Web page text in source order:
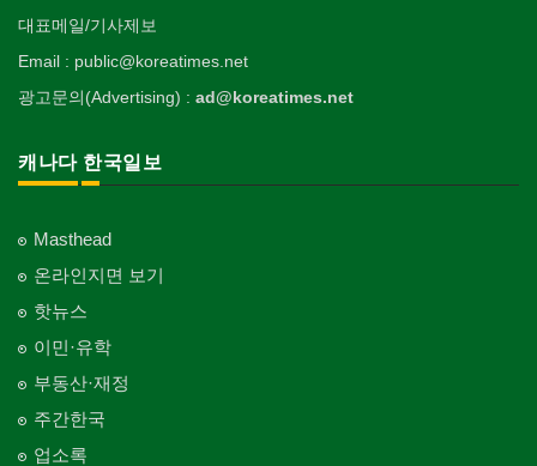
대표메일/기사제보
Email : public@koreatimes.net
광고문의(Advertising) : ad@koreatimes.net
캐나다 한국일보
Masthead
온라인지면 보기
핫뉴스
이민·유학
부동산·재정
주간한국
업소록